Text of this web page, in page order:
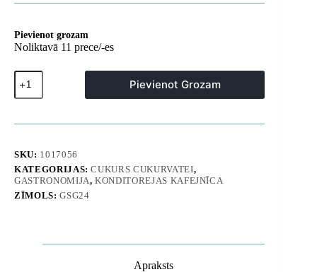
Pievienot grozam
Noliktavā 11 prece/-es
Krāsainas
konfektes
kokvilnas
dzeltenai
gumijas
garšu
400g
daudzums
Pievienot Grozam
SKU: 1017056
KATEGORIJAS:CUKURS CUKURVATEI,
GASTRONOMIJA,KONDITOREJAS KAFEJNĪCA
ZĪMOLS:GSG24
Apraksts